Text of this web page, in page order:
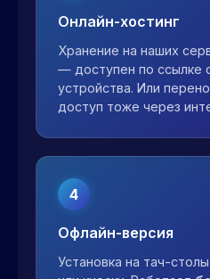
Онлайн-хостинг
Хранение на наших
— доступен по ссылке
устройства. Или
доступ тоже через
4
Офлайн-версия
Установка на тач-